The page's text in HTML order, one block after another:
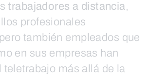
trabajadores a distancia,
profesionales
también empleados que
en sus empresas han
teletrabajo más allá de la